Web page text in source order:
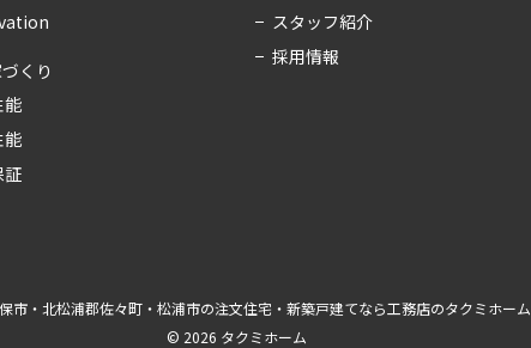
くり
能
能
証
スタッフ紹介
採用情報
© 2026 タクミホーム
市・北松浦郡佐々町・松浦市の注文住宅・新築戸建てなら工務店のタクミホーム